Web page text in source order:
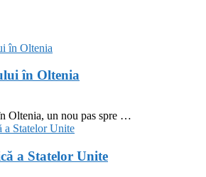
în Oltenia
Oltenia, un nou pas spre …
a Statelor Unite